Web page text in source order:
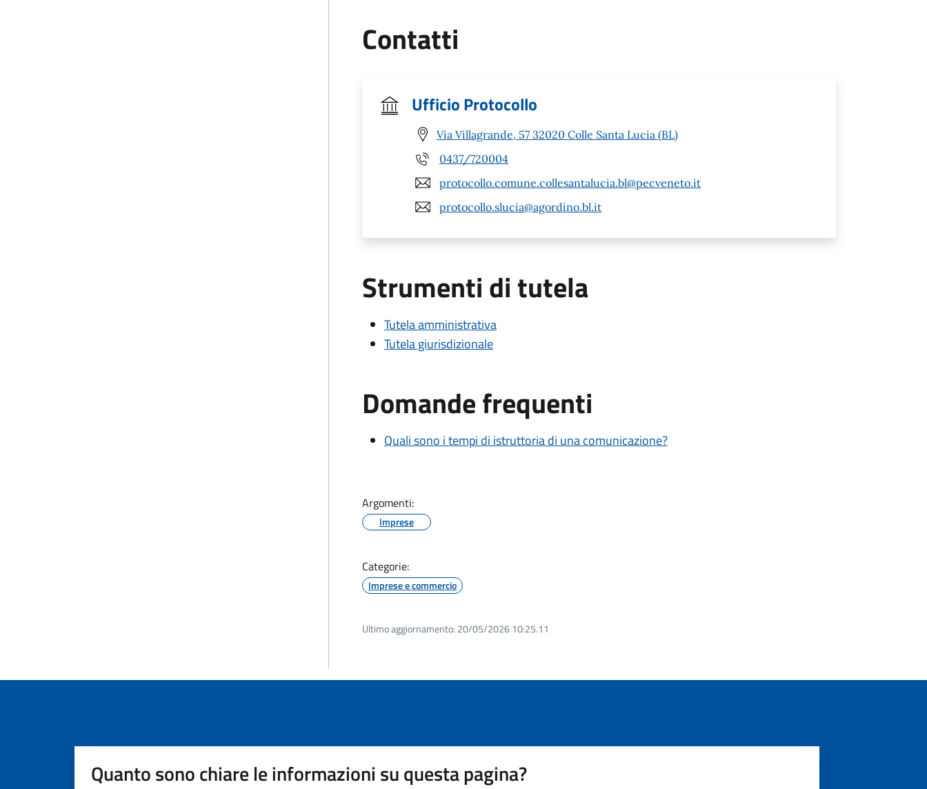
Contatti
Ufficio Protocollo
Via Villagrande, 57 32020 Colle Santa Lucia (BL)
0437/720004
protocollo.comune.collesantalucia.bl@pecveneto.it
protocollo.slucia@agordino.bl.it
Strumenti di tutela
Tutela amministrativa
Tutela giurisdizionale
Domande frequenti
Quali sono i tempi di istruttoria di una comunicazione?
Argomenti:
Imprese
Categorie:
Imprese e commercio
Ultimo aggiornamento: 20/05/2026 10:25.11
Quanto sono chiare le informazioni su questa pagina?